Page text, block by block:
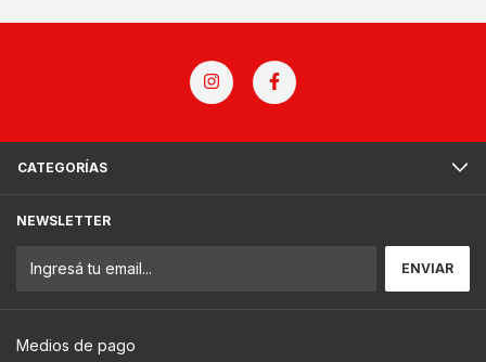
CATEGORÍAS
NEWSLETTER
Medios de pago